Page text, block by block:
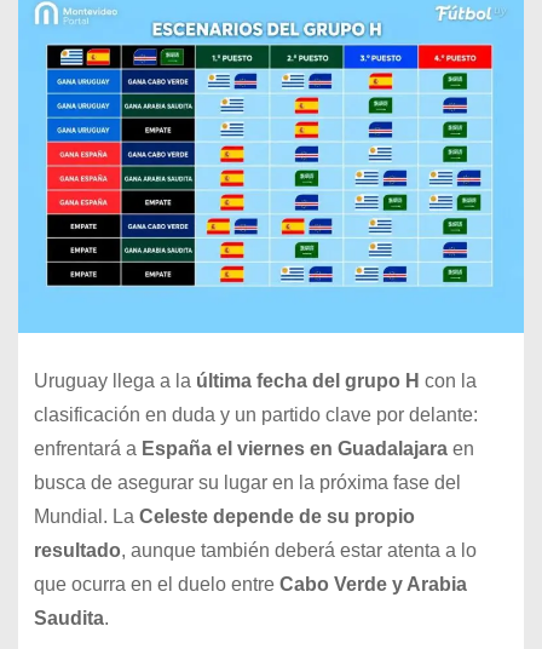
Uruguay llega a la última fecha del grupo H con la
clasificación en duda y un partido clave por delante:
enfrentará a España el viernes en Guadalajaraen
busca de asegurar su lugar en la próxima fase del
Mundial. La Celeste depende de su propio
resultado, aunque también deberá estar atenta a lo
que ocurra en el duelo entre Cabo Verde y Arabia
Saudita.